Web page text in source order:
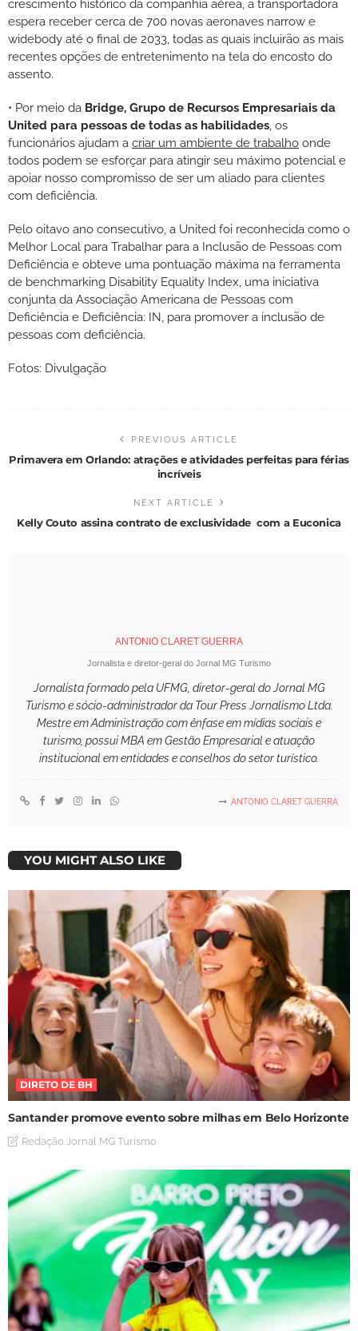
crescimento histórico da companhia aérea, a transportadora
espera receber cerca de 700 novas aeronaves narrow e
widebody até o final de 2033, todas as quais incluirão as mais
recentes opções de entretenimento na tela do encosto do
assento.
• Por meio da Bridge, Grupo de Recursos Empresariais da
United para pessoas de todas as habilidades, os
funcionários ajudam a criar um ambiente de trabalho onde
todos podem se esforçar para atingir seu máximo potencial e
apoiar nosso compromisso de ser um aliado para clientes
com deficiência.
Pelo oitavo ano consecutivo, a United foi reconhecida como o
Melhor Local para Trabalhar para a Inclusão de Pessoas com
Deficiência e obteve uma pontuação máxima na ferramenta
de benchmarking Disability Equality Index, uma iniciativa
conjunta da Associação Americana de Pessoas com
Deficiência e Deficiência: IN, para promover a inclusão de
pessoas com deficiência.
Fotos: Divulgação
PREVIOUS ARTICLE
Primavera em Orlando: atrações e atividades perfeitas para férias
incríveis
NEXT ARTICLE
Kelly Couto assina contrato de exclusividade com a Euconica
ANTONIO CLARET GUERRA
Jornalista e diretor-geral do Jornal MG Turismo
Jornalista formado pela UFMG, diretor-geral do Jornal MG
Turismo e sócio-administrador da Tour Press Jornalismo Ltda.
Mestre em Administração com ênfase em mídias sociais e
turismo, possui MBA em Gestão Empresarial e atuação
institucional em entidades e conselhos do setor turístico.
ANTONIO CLARET GUERRA
YOU MIGHT ALSO LIKE
DIRETO DE BH
Santander promove evento sobre milhas em Belo Horizonte
Redação Jornal MG Turismo